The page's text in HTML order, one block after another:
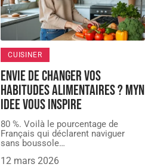
CUISINER
Envie de changer vos
habitudes alimentaires ? MYN
Idee vous inspire
80 %. Voilà le pourcentage de
Français qui déclarent naviguer
sans boussole…
12 mars 2026